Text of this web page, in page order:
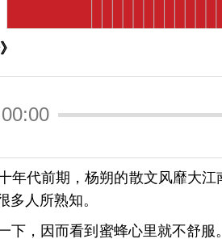
00:00
年代前期，杨朔的散文风靡大
多人所熟知。
下，因而看到蜜蜂心里就不舒服